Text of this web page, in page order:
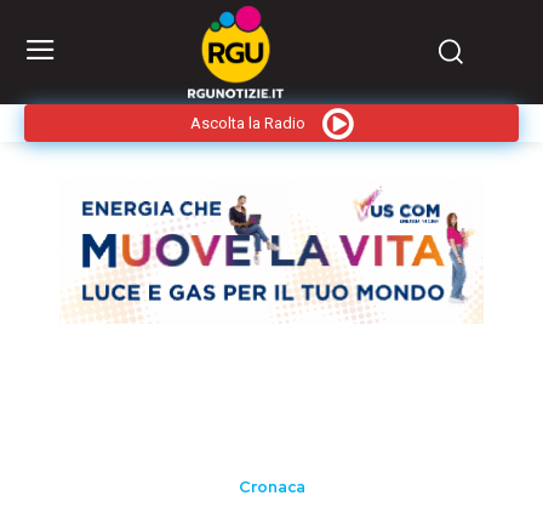
Ascolta la Radio
Cronaca